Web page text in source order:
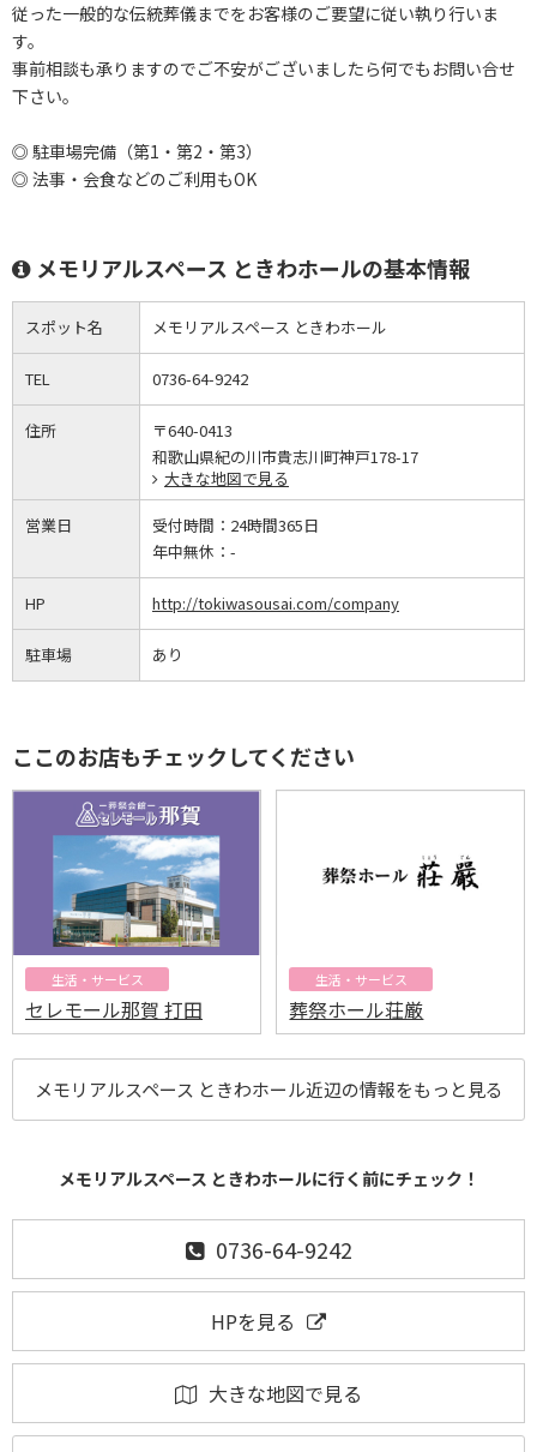
従った一般的な伝統葬儀までをお客様のご要望に従い執り行いま
す。
事前相談も承りますのでご不安がございましたら何でもお問い合せ
下さい。
◎ 駐車場完備（第1・第2・第3）
◎ 法事・会食などのご利用もOK
メモリアルスペース ときわホールの基本情報
スポット名 メモリアルスペース ときわホール
TEL 0736-64-9242
住所
〒640-0413
和歌山県紀の川市貴志川町神戸178-17
大きな地図で見る
営業日 受付時間： 24時間365日
年中無休： -
HP http://tokiwasousai.com/company
駐車場 あり
ここのお店もチェックしてください
生活・サービス
セレモール那賀 打田
生活・サービス
葬祭ホール荘厳
メモリアルスペース ときわホール近辺の情報をもっと見る
メモリアルスペース ときわホールに行く前にチェック！
0736-64-9242
HPを見る
大きな地図で見る